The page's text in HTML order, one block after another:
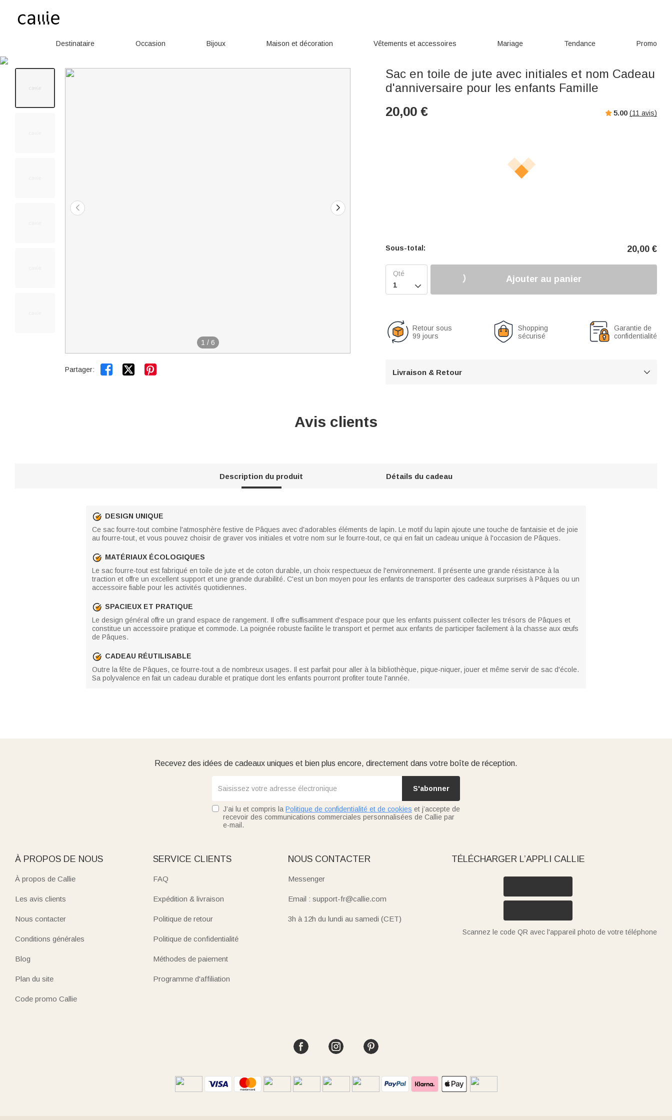
Destinataire Occasion Bijoux Maison et décoration Vêtements et accessoires Mariage Tendance Promo
1 / 6
Partager:  
Sac en toile de jute avec initiales et nom Cadeau
d'anniversaire pour les enfants Famille
20,00 € 5.00 (11 avis)
Sous-total: 20,00 €

Ajouter au panier
Retour sous
99 jours
Shopping
sécurisé
Garantie de
confidentialité
Livraison & Retour 
Avis clients
Description du produit Détails du cadeau
DESIGN UNIQUE
Ce sac fourre-tout combine l'atmosphère festive de Pâques avec d'adorables éléments de lapin. Le motif du lapin ajoute une touche de fantaisie et de joie
au fourre-tout, et vous pouvez choisir de graver vos initiales et votre nom sur le fourre-tout, ce qui en fait un cadeau unique à l'occasion de Pâques.
MATÉRIAUX ÉCOLOGIQUES
Le sac fourre-tout est fabriqué en toile de jute et de coton durable, un choix respectueux de l'environnement. Il présente une grande résistance à la
traction et offre un excellent support et une grande durabilité. C'est un bon moyen pour les enfants de transporter des cadeaux surprises à Pâques ou un
accessoire fiable pour les activités quotidiennes.
SPACIEUX ET PRATIQUE
Le design général offre un grand espace de rangement. Il offre suffisamment d'espace pour que les enfants puissent collecter les trésors de Pâques et
constitue un accessoire pratique et commode. La poignée robuste facilite le transport et permet aux enfants de participer facilement à la chasse aux œufs
de Pâques.
CADEAU RÉUTILISABLE
Outre la fête de Pâques, ce fourre-tout a de nombreux usages. Il est parfait pour aller à la bibliothèque, pique-niquer, jouer et même servir de sac d'école.
Sa polyvalence en fait un cadeau durable et pratique dont les enfants pourront profiter toute l'année.
Recevez des idées de cadeaux uniques et bien plus encore, directement dans votre boîte de réception.
S'abonner
J’ai lu et compris la Politique de confidentialité et de cookies et j’accepte de
recevoir des communications commerciales personnalisées de Callie par
e-mail.
À PROPOS DE NOUS
À propos de Callie
Les avis clients
Nous contacter
Conditions générales
Blog
Plan du site
Code promo Callie
SERVICE CLIENTS
FAQ
Expédition & livraison
Politique de retour
Politique de confidentialité
Méthodes de paiement
Programme d'affiliation
NOUS CONTACTER
Messenger
Email : support-fr@callie.com
3h à 12h du lundi au samedi (CET)
TÉLÉCHARGER L’APPLI CALLIE
Scannez le code QR avec l'appareil photo de votre téléphone